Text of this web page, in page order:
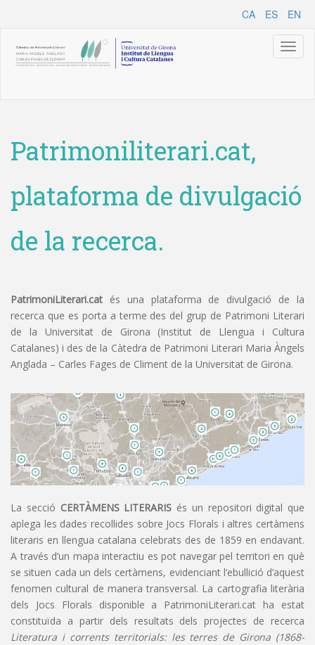
CA ES EN
Patrimoniliterari.cat,
plataforma de divulgació
de la recerca.
PatrimoniLiterari.cat és una plataforma de divulgació de la
recerca que es porta a terme des del grup de Patrimoni Literari
de la Universitat de Girona (Institut de Llengua i Cultura
Catalanes) i des de la Càtedra de Patrimoni Literari Maria Àngels
Anglada – Carles Fages de Climent de la Universitat de Girona.
La secció CERTÀMENS LITERARIS és un repositori digital que
aplega les dades recollides sobre Jocs Florals i altres certàmens
literaris en llengua catalana celebrats des de 1859 en endavant.
A través d’un mapa interactiu es pot navegar pel territori en què
se situen cada un dels certàmens, evidenciant l’ebullició d’aquest
fenomen cultural de manera transversal. La cartografia literària
dels Jocs Florals disponible a PatrimoniLiterari.cat ha estat
constituïda a partir dels resultats dels projectes de recerca
Literatura i corrents territorials: les terres de Girona (1868-